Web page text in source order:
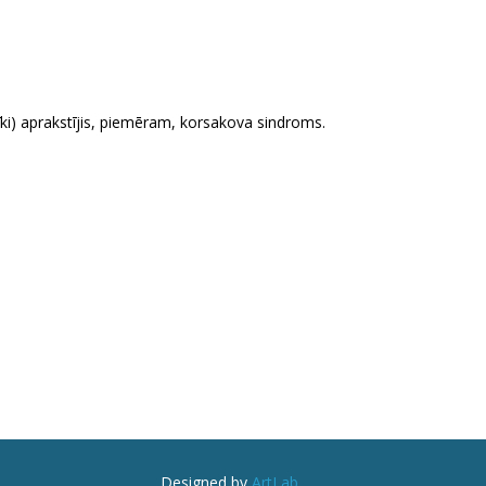
aprakstījis, piemēram, korsakova sindroms.